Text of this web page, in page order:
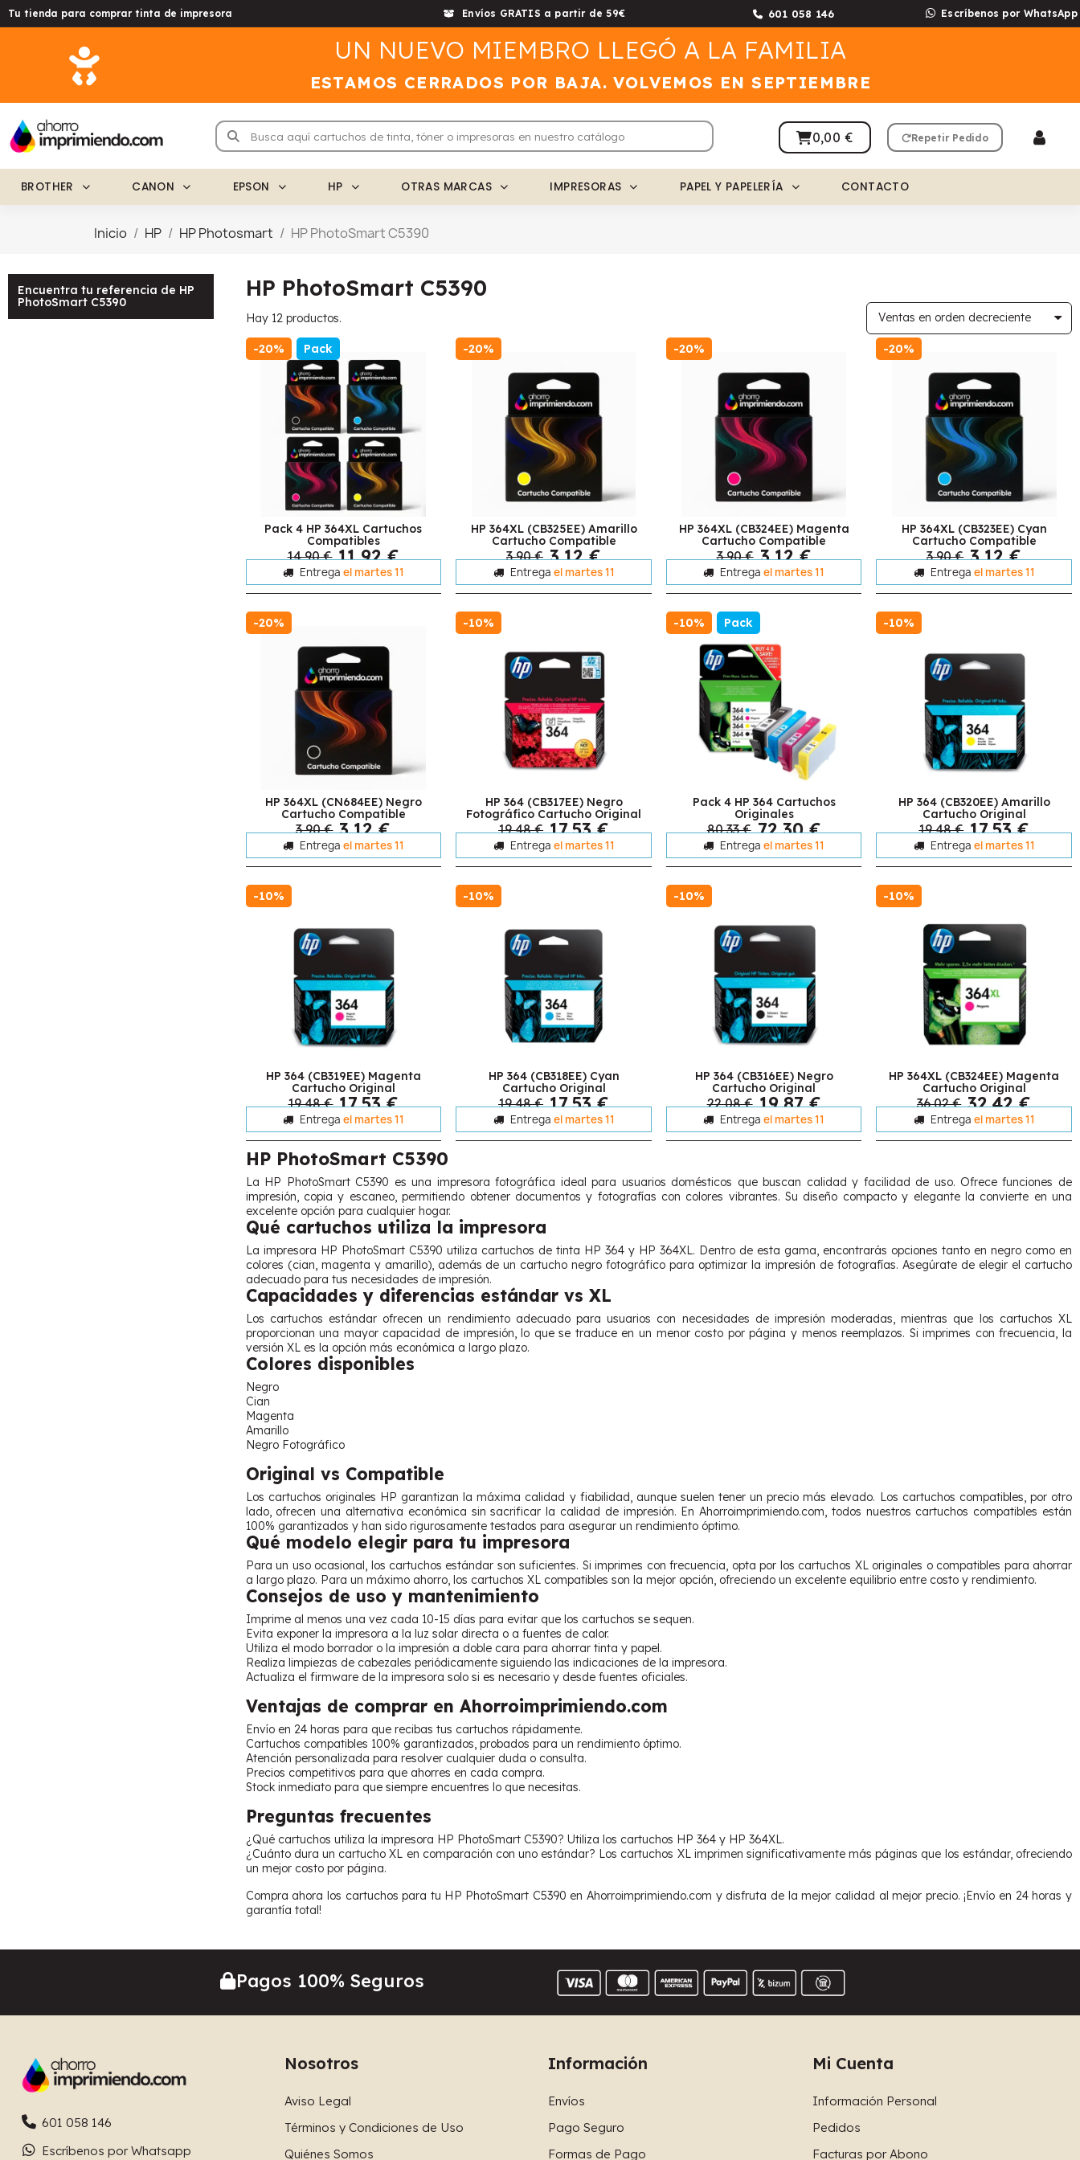
Tu tienda para comprar tinta de impresora Envíos GRATIS a partir de 59€ 601 058 146 Escríbenos por WhatsApp
UN NUEVO MIEMBRO LLEGÓ A LA FAMILIA
ESTAMOS CERRADOS POR BAJA. VOLVEMOS EN SEPTIEMBRE
0,00 € Repetir Pedido
BROTHER CANON EPSON HP OTRAS MARCAS IMPRESORAS PAPEL Y PAPELERÍA CONTACTO
Inicio HP HP Photosmart HP PhotoSmart C5390
Encuentra tu referencia de HP
PhotoSmart C5390
HP PhotoSmart C5390
Hay 12 productos.
-20% Pack
Pack 4 HP 364XL Cartuchos
Compatibles
14,90 € 11,92 €
Entrega el martes 11
-20%
HP 364XL (CB325EE) Amarillo
Cartucho Compatible
3,90 € 3,12 €
Entrega el martes 11
-20%
HP 364XL (CB324EE) Magenta
Cartucho Compatible
3,90 € 3,12 €
Entregael martes 11
-20%
HP 364XL (CB323EE) Cyan
Cartucho Compatible
3,90 € 3,12 €
Entrega el martes 11
-20%
HP 364XL (CN684EE) Negro
Cartucho Compatible
3,90 € 3,12 €
Entrega el martes 11
-10%
HP 364 (CB317EE) Negro
Fotográfico Cartucho Original
19,48 € 17,53 €
Entrega el martes 11
-10% Pack
Pack 4 HP 364 Cartuchos
Originales
80,33 € 72,30 €
Entregael martes 11
-10%
HP 364 (CB320EE) Amarillo
Cartucho Original
19,48 € 17,53 €
Entrega el martes 11
-10%
HP 364 (CB319EE) Magenta
Cartucho Original
19,48 € 17,53 €
Entrega el martes 11
-10%
HP 364 (CB318EE) Cyan
Cartucho Original
19,48 € 17,53 €
Entrega el martes 11
-10%
HP 364 (CB316EE) Negro
Cartucho Original
22,08 € 19,87 €
Entregael martes 11
-10%
HP 364XL (CB324EE) Magenta
Cartucho Original
36,02 € 32,42 €
Entrega el martes 11
HP PhotoSmart C5390
La HP PhotoSmart C5390 es una impresora fotográfica ideal para usuarios domésticos que buscan calidad y facilidad de uso. Ofrece funciones de
impresión, copia y escaneo, permitiendo obtener documentos y fotografías con colores vibrantes. Su diseño compacto y elegante la convierte en una
excelente opción para cualquier hogar.
Qué cartuchos utiliza la impresora
La impresora HP PhotoSmart C5390 utiliza cartuchos de tinta HP 364 y HP 364XL. Dentro de esta gama, encontrarás opciones tanto en negro como en
colores (cian, magenta y amarillo), además de un cartucho negro fotográfico para optimizar la impresión de fotografías. Asegúrate de elegir el cartucho
adecuado para tus necesidades de impresión.
Capacidades y diferencias estándar vs XL
Los cartuchos estándar ofrecen un rendimiento adecuado para usuarios con necesidades de impresión moderadas, mientras que los cartuchos XL
proporcionan una mayor capacidad de impresión, lo que se traduce en un menor costo por página y menos reemplazos. Si imprimes con frecuencia, la
versión XL es la opción más económica a largo plazo.
Colores disponibles
Negro
Cian
Magenta
Amarillo
Negro Fotográfico
Original vs Compatible
Los cartuchos originales HP garantizan la máxima calidad y fiabilidad, aunque suelen tener un precio más elevado. Los cartuchos compatibles, por otro
lado, ofrecen una alternativa económica sin sacrificar la calidad de impresión. En Ahorroimprimiendo.com, todos nuestros cartuchos compatibles están
100% garantizados y han sido rigurosamente testados para asegurar un rendimiento óptimo.
Qué modelo elegir para tu impresora
Para un uso ocasional, los cartuchos estándar son suficientes. Si imprimes con frecuencia, opta por los cartuchos XL originales o compatibles para ahorrar
a largo plazo. Para un máximo ahorro, los cartuchos XL compatibles son la mejor opción, ofreciendo un excelente equilibrio entre costo y rendimiento.
Consejos de uso y mantenimiento
Imprime al menos una vez cada 10-15 días para evitar que los cartuchos se sequen.
Evita exponer la impresora a la luz solar directa o a fuentes de calor.
Utiliza el modo borrador o la impresión a doble cara para ahorrar tinta y papel.
Realiza limpiezas de cabezales periódicamente siguiendo las indicaciones de la impresora.
Actualiza el firmware de la impresora solo si es necesario y desde fuentes oficiales.
Ventajas de comprar en Ahorroimprimiendo.com
Envío en 24 horas para que recibas tus cartuchos rápidamente.
Cartuchos compatibles 100% garantizados, probados para un rendimiento óptimo.
Atención personalizada para resolver cualquier duda o consulta.
Precios competitivos para que ahorres en cada compra.
Stock inmediato para que siempre encuentres lo que necesitas.
Preguntas frecuentes
¿Qué cartuchos utiliza la impresora HP PhotoSmart C5390? Utiliza los cartuchos HP 364 y HP 364XL.
¿Cuánto dura un cartucho XL en comparación con uno estándar? Los cartuchos XL imprimen significativamente más páginas que los estándar, ofreciendo
un mejor costo por página.
Compra ahora los cartuchos para tu HP PhotoSmart C5390 en Ahorroimprimiendo.com y disfruta de la mejor calidad al mejor precio. ¡Envío en 24 horas y
garantía total!
Pagos 100% Seguros
601 058 146
Escríbenos por Whatsapp
Nosotros
Aviso Legal
Términos y Condiciones de Uso
Quiénes Somos
Información
Envíos
Pago Seguro
Formas de Pago
Mi Cuenta
Información Personal
Pedidos
Facturas por Abono